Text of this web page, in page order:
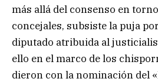
más allá del consenso en
concejales, subsiste la puja
diputado atribuida al
ello en el marco de los
dieron con la nominación del